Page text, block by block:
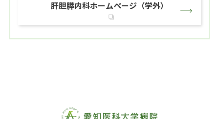
肝胆膵内科ホームページ（学外）